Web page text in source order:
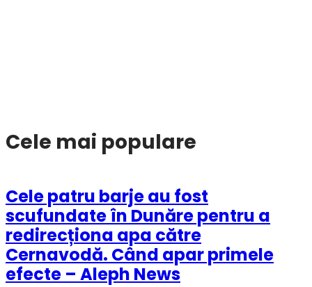
Cele mai populare
Cele patru barje au fost
scufundate în Dunăre pentru a
redirecționa apa către
Cernavodă. Când apar primele
efecte – Aleph News